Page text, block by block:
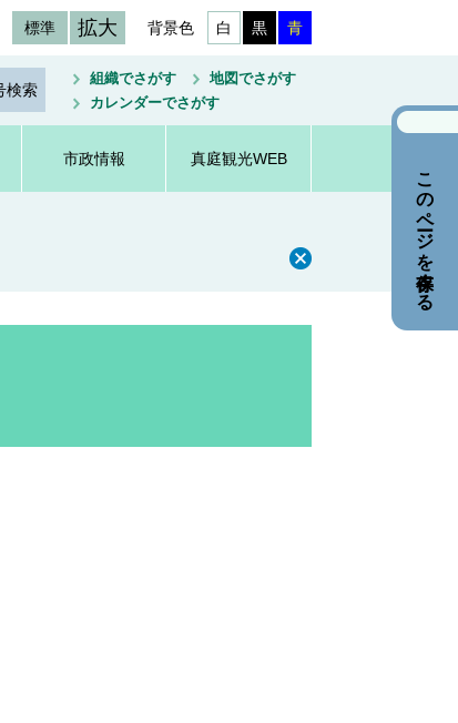
標準 拡大 背景色 白 黒 青
組織でさがす
地図でさがす
カレンダーでさがす
市政情報 真庭観光WEB
このページを保存する